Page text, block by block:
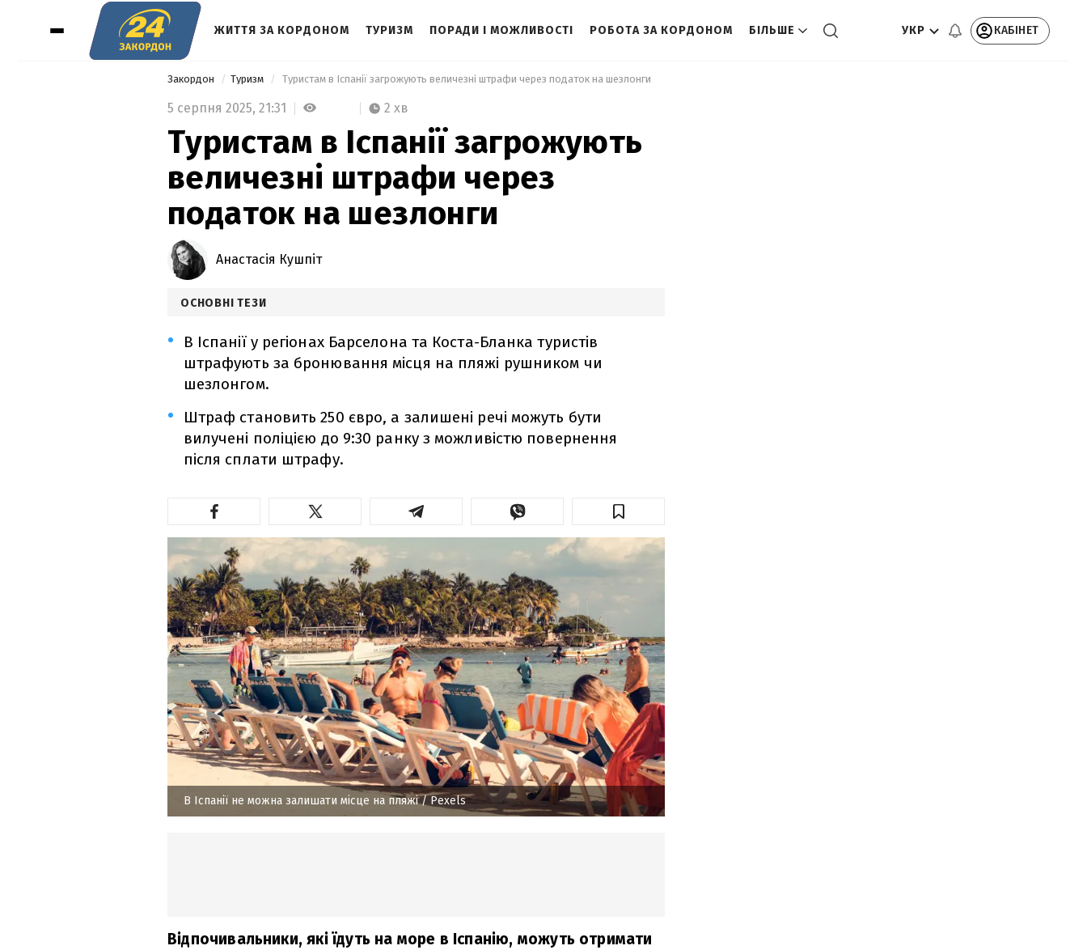
ЖИТТЯ ЗА КОРДОНОМ ТУРИЗМ ПОРАДИ І МОЖЛИВОСТІ РОБОТА ЗА КОРДОНОМ БІЛЬШЕ УКР КАБІНЕТ
Закордон Туризм Туристам в Іспанії загрожують величезні штрафи через податок на шезлонги
5 серпня 2025, 21:31 2 хв
Туристам в Іспанії загрожують
величезні штрафи через
податок на шезлонги
Анастасія Кушпіт
ОСНОВНІ ТЕЗИ
В Іспанії у регіонах Барселона та Коста-Бланка туристів
штрафують за бронювання місця на пляжі рушником чи
шезлонгом.
Штраф становить 250 євро, а залишені речі можуть бути
вилучені поліцією до 9:30 ранку з можливістю повернення
після сплати штрафу.
В Іспанії не можна залишати місце на пляжі/ Pexels
Відпочивальники, які їдуть на море в Іспанію, можуть отримати